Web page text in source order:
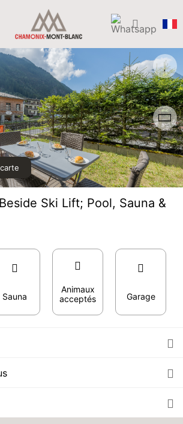
Ski Lift; Pool, Sauna &
Sauna
Animaux
acceptés
Garage